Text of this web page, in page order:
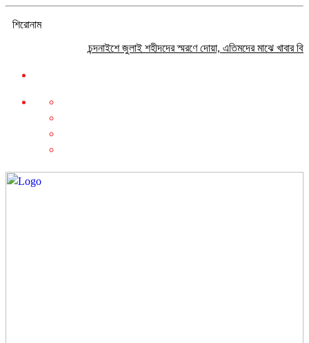
শিরোনাম
চন্দনাইশে জুলাই শহীদদের স্মরণে দোয়া, এতিমদের মাঝে খাবার বিতরণ বছর